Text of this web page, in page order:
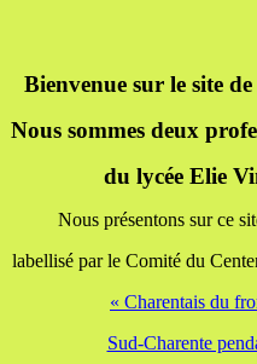
Bienvenue sur le site
Nous sommes deux
du lycée Elie
Nous présentons sur ce
labellisé par le Comité du
« Charentais du
Sud-Charente